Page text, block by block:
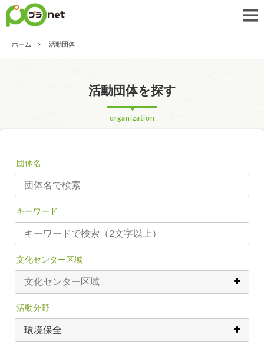
ホーム 活動団体
活動団体を探す
organization
団体名
キーワード
文化センター区域
活動分野